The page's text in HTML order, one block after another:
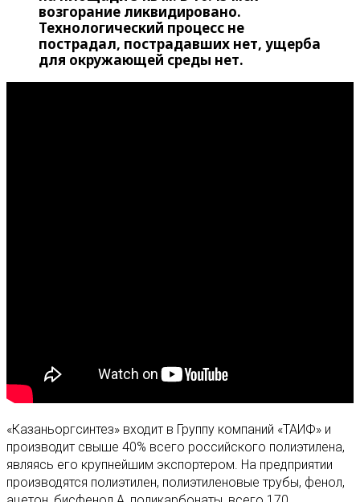
возгорание ликвидировано.
Технологический процесс не
пострадал, пострадавших нет, ущерба
для окружающей среды нет.
«Казаньоргсинтез» входит в Группу компаний «ТАИФ» и
производит свыше 40% всего российского полиэтилена,
являясь его крупнейшим экспортером. На предприятии
производятся полиэтилен, полиэтиленовые трубы, фенол,